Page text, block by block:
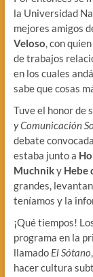
la Universidad
mejores amigos
Veloso, con
de trabajos
en los cuales
sabe que cosas
Tuve el honor de
y Comunicación
debate
estaba junto a
Muchniky Hebe
grandes,
teníamos y la
¡Qué tiempos!
programa en la
llamado El Sótano
hacer cultura